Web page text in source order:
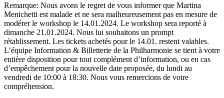
Remarque: Nous avons le regret de vous informer que Martina
Menichetti est malade et ne sera malheureusement pas en mesure de
modérer le workshop le 14.01.2024. Le workshop sera reporté à
dimanche 21.01.2024. Nous lui souhaitons un prompt
rétablissement. Les tickets achetés pour le 14.01. restent valables.
L’équipe Information & Billetterie de la Philharmonie se tient à votre
entière disposition pour tout complément d’information, ou en cas
d’empêchement pour la nouvelle date proposée, du lundi au
vendredi de 10:00 à 18:30. Nous vous remercions de votre
compréhension.